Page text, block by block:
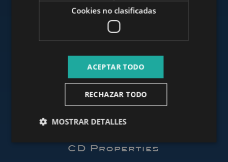
www.budapestluxuryapartments.hu
www.budapestoffices.net
www.budapestpropertysellers.com
Cookies no clasificadas
ACEPTAR TODO
RECHAZAR TODO
MOSTRAR DETALLES